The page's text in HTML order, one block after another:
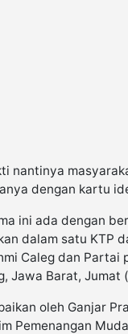
nantinya
dengan kartu
ini ada dengan
dalam satu KTP
Caleg dan Partai
Jawa Barat, Jumat
oleh Ganjar
Pemenangan